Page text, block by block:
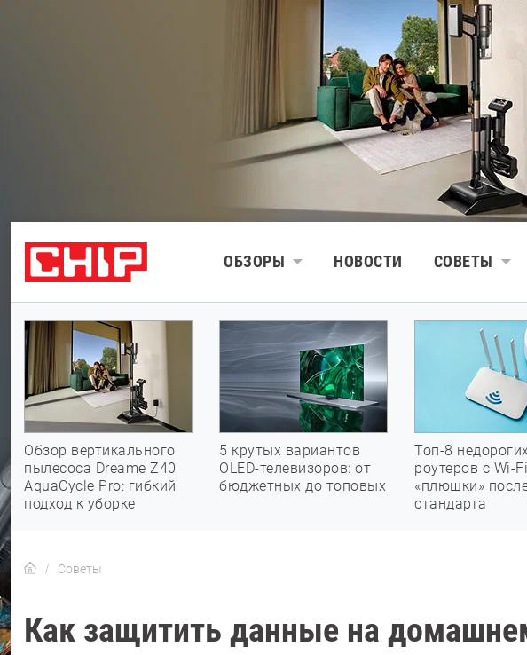
ОБЗОРЫ НОВОСТИ СОВЕТЫ
Обзор вертикального
пылесоса Dreame Z40
AquaCycle Pro: гибкий
подход к уборке
5 крутых вариантов
OLED-телевизоров: от
бюджетных до топовых
Топ-8 недорогих
роутеров с Wi-
«плюшки»
стандарта
Советы
Как защитить данные на